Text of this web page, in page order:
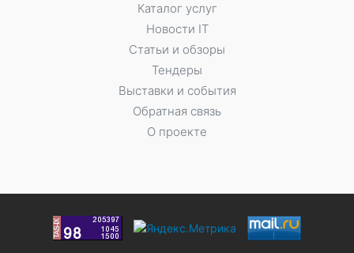
Каталог услуг
Новости IT
Статьи и обзоры
Тендеры
Выставки и события
Обратная связь
О проекте